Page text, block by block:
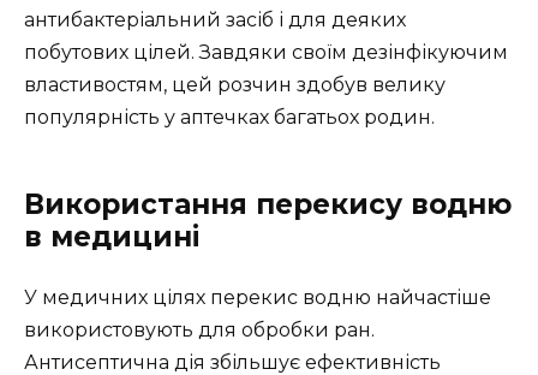
антибактеріальний засіб і для деяких
побутових цілей. Завдяки своїм дезінфікуючим
властивостям, цей розчин здобув велику
популярність у аптечках багатьох родин.
Використання перекису водню
в медицині
У медичних цілях перекис водню найчастіше
використовують для обробки ран.
Антисептична дія збільшує ефективність